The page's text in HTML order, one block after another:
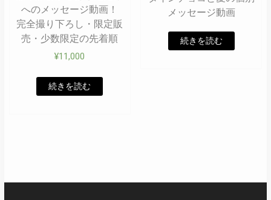
へのメッセージ動画！
完全撮り下ろし・限定販
売・少数限定の先着順
¥11,000
続きを読む
メッセージ動画
続きを読む